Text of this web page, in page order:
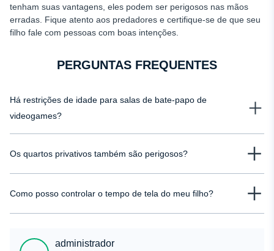
tenham suas vantagens, eles podem ser perigosos nas mãos
erradas. Fique atento aos predadores e certifique-se de que seu
filho fale com pessoas com boas intenções.
PERGUNTAS FREQUENTES
Há restrições de idade para salas de bate-papo de
videogames?
limitado ou inexistente para usuários menores de idade, enquanto outros
Os quartos privativos também são perigosos?
porque um predador tem a chance de conversar com seu filho
monitoramento para determinar.
Como posso controlar o tempo de tela do meu filho?
recebendo. Se você é pai ou mãe, vai querer usar tudo o que está incluído
administrador